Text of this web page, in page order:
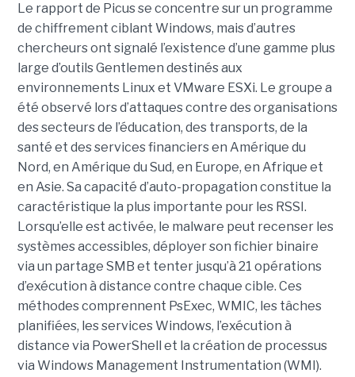
Le rapport de Picus se concentre sur un programme
de chiffrement ciblant Windows, mais d’autres
chercheurs ont signalé l’existence d’une gamme plus
large d’outils Gentlemen destinés aux
environnements Linux et VMware ESXi. Le groupe a
été observé lors d’attaques contre des organisations
des secteurs de l’éducation, des transports, de la
santé et des services financiers en Amérique du
Nord, en Amérique du Sud, en Europe, en Afrique et
en Asie. Sa capacité d’auto-propagation constitue la
caractéristique la plus importante pour les RSSI.
Lorsqu’elle est activée, le malware peut recenser les
systèmes accessibles, déployer son fichier binaire
via un partage SMB et tenter jusqu’à 21 opérations
d’exécution à distance contre chaque cible. Ces
méthodes comprennent PsExec, WMIC, les tâches
planifiées, les services Windows, l’exécution à
distance via PowerShell et la création de processus
via Windows Management Instrumentation (WMI).